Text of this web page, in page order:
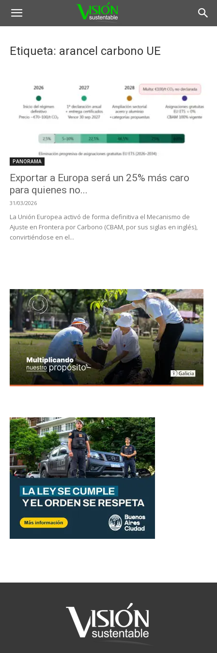
Etiqueta: arancel carbono UE
PANORAMA
Exportar a Europa será un 25% más caro
para quienes no...
31/03/2026
La Unión Europea activó de forma definitiva el Mecanismo de
Ajuste en Frontera por Carbono (CBAM, por sus siglas en inglés),
convirtiéndose en el...